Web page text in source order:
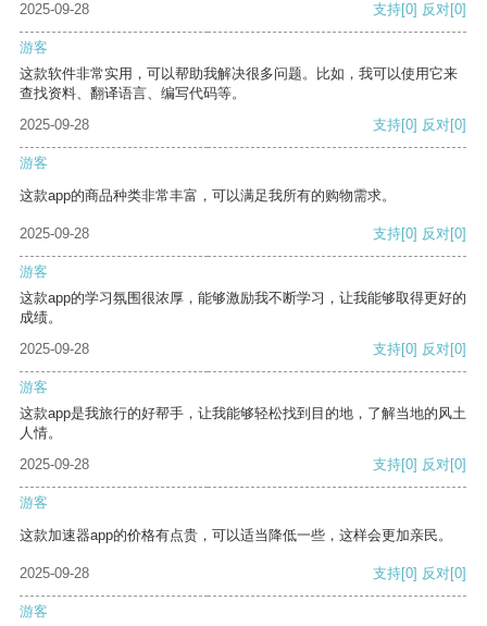
2025-09-28
支持[0] 反对[0]
游客
这款软件非常实用，可以帮助我解决很多问题。比如，我可以使用它来
查找资料、翻译语言、编写代码等。
2025-09-28
支持[0] 反对[0]
游客
这款app的商品种类非常丰富，可以满足我所有的购物需求。
2025-09-28 支持[0] 反对[0]
游客
这款app的学习氛围很浓厚，能够激励我不断学习，让我能够取得更好的
成绩。
2025-09-28
支持[0] 反对[0]
游客
这款app是我旅行的好帮手，让我能够轻松找到目的地，了解当地的风土
人情。
2025-09-28
支持[0] 反对[0]
游客
这款加速器app的价格有点贵，可以适当降低一些，这样会更加亲民。
2025-09-28 支持[0] 反对[0]
游客